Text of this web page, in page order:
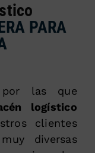
PARA
por las que
logístico
clientes
diversas